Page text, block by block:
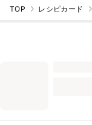
TOP レシピカード